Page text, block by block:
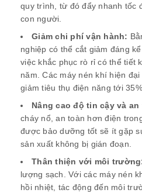
quy trình, từ đó đẩy nhanh tốc
con người.
Giảm chi phí vận hành:
nghiệp có thể cắt giảm đáng
việc khắc phục rò rỉ có thể tiết
năm. Các máy nén khí hiện
giảm tiêu thụ điện năng tới
Nâng cao độ tin cậy và an
cháy nổ, an toàn hơn điện
được bảo dưỡng tốt sẽ ít gặp
sản xuất không bị gián đoạn.
Thân thiện với môi
lượng sạch. Với các máy nén
hồi nhiệt, tác động đến môi